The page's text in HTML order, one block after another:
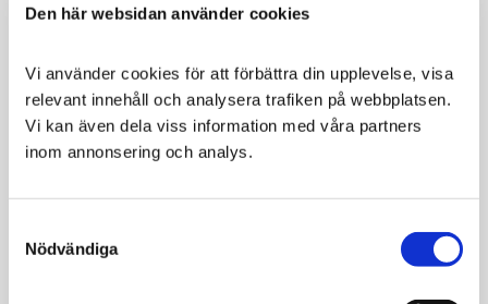
Den här websidan använder cookies
Vi använder cookies för att förbättra din upplevelse, visa
relevant innehåll och analysera trafiken på webbplatsen.
Vi kan även dela viss information med våra partners
inom annonsering och analys.
Selection
Nödvändiga
Snäppspännen i båda sidorna med reglering
tvättpåse. Kan ej torktumlas.
Designad och tillverkad i Linköping, Sverige.
Storleksguide:
Mät runt bröstkorgen
XS 40-52 cm
S 45-61 cm